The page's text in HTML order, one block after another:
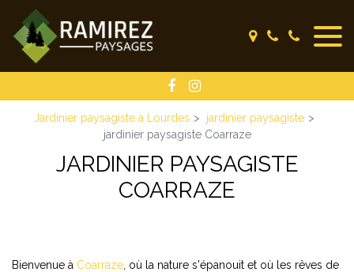
Jardinier paysagiste à Lourdes
jardinier paysagiste
jardinier paysagiste Coarraze
JARDINIER PAYSAGISTE
COARRAZE
Bienvenue à Coarraze, où la nature s'épanouit et où les rêves de
Panneau de gestion des cookies